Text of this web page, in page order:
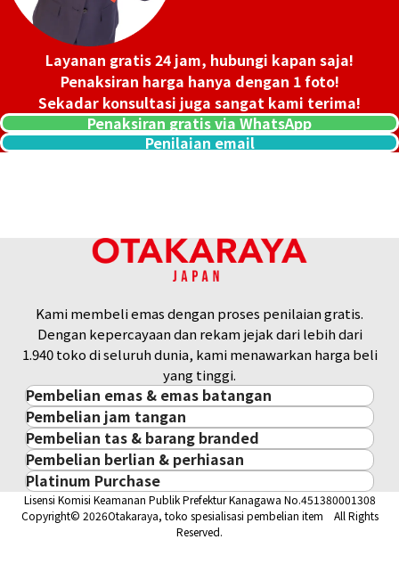
Layanan gratis 24 jam, hubungi kapan saja!
Penaksiran harga hanya dengan 1 foto!
Sekadar konsultasi juga sangat kami terima!
Penaksiran gratis via WhatsApp
Penilaian email
Kami membeli emas dengan proses penilaian gratis.
Dengan kepercayaan dan rekam jejak dari lebih dari
1.940 toko di seluruh dunia, kami menawarkan harga beli
yang tinggi.
Pembelian emas & emas batangan
Pembelian emas & emas batangan
Emas Batangan / Gold Bar
Koin Emas
Harga Pasar Emas / Kurs Emas
Aksesoris Emas
Pembelian jam tangan
Pembelian jam tangan
ROLEX
PATEK PHILIPPE
AUDEMARS PIGUET
VACHERON CONSTANTIN
Pembelian tas & barang branded
Pembelian tas & barang branded
Cartier
LOUIS VUITTON
Hermès
Pembelian berlian & perhiasan
Pembelian berlian & perhiasan
Berlian
Zamrud
Platinum Purchase
Platinum
Lisensi Komisi Keamanan Publik Prefektur Kanagawa No.451380001308
Copyright© 2026Otakaraya, toko spesialisasi pembelian item All Rights
Reserved.